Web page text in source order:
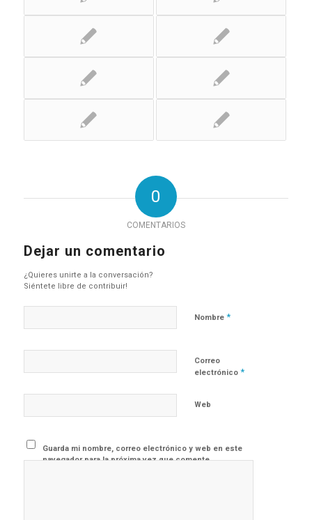
0
COMENTARIOS
Dejar un comentario
¿Quieres unirte a la conversación?
Siéntete libre de contribuir!
Nombre *
Correo
electrónico *
Web
Guarda mi nombre, correo electrónico y web en este
navegador para la próxima vez que comente.